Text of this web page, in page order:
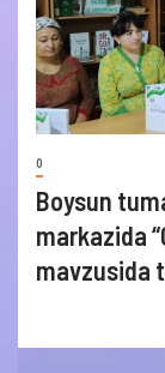
0
Boysun
markazida
mavzusida